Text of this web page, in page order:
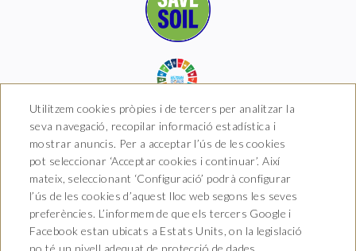
Hotel Boutique Arkhé de
Pals
Carrer del Raval 5, 17256 Pals,
Girona
T. 681 035 739
Utilitzem cookies pròpies i de tercers per analitzar la
seva navegació, recopilar informació estadística i
mostrar anuncis. Per a acceptar l’ús de les cookies
pot seleccionar ‘Acceptar cookies i continuar’. Així
mateix, seleccionant ‘Configuració’ podrà configurar
l’ús de les cookies d’aquest lloc web segons les seves
preferències. L’informem de que els tercers Google i
Facebook estan ubicats a Estats Units, on la legislació
no té un nivell adequat de protecció de dades